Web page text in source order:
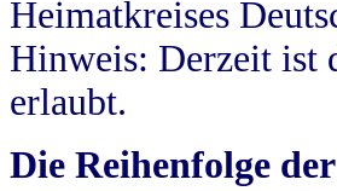
Heimatkreises
Hinweis: Derzeit ist
erlaubt.
Die Reihenfolge